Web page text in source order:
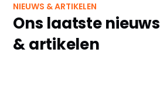
NIEUWS & ARTIKELEN
Ons laatste nieuws
& artikelen